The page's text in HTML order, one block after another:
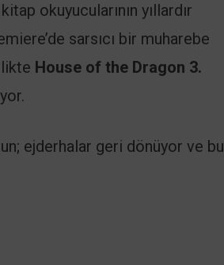
okuyucularının yıllardır
sarsıcı bir muharebe
House of the Dragon 3.
ejderhalar geri dönüyor ve bu